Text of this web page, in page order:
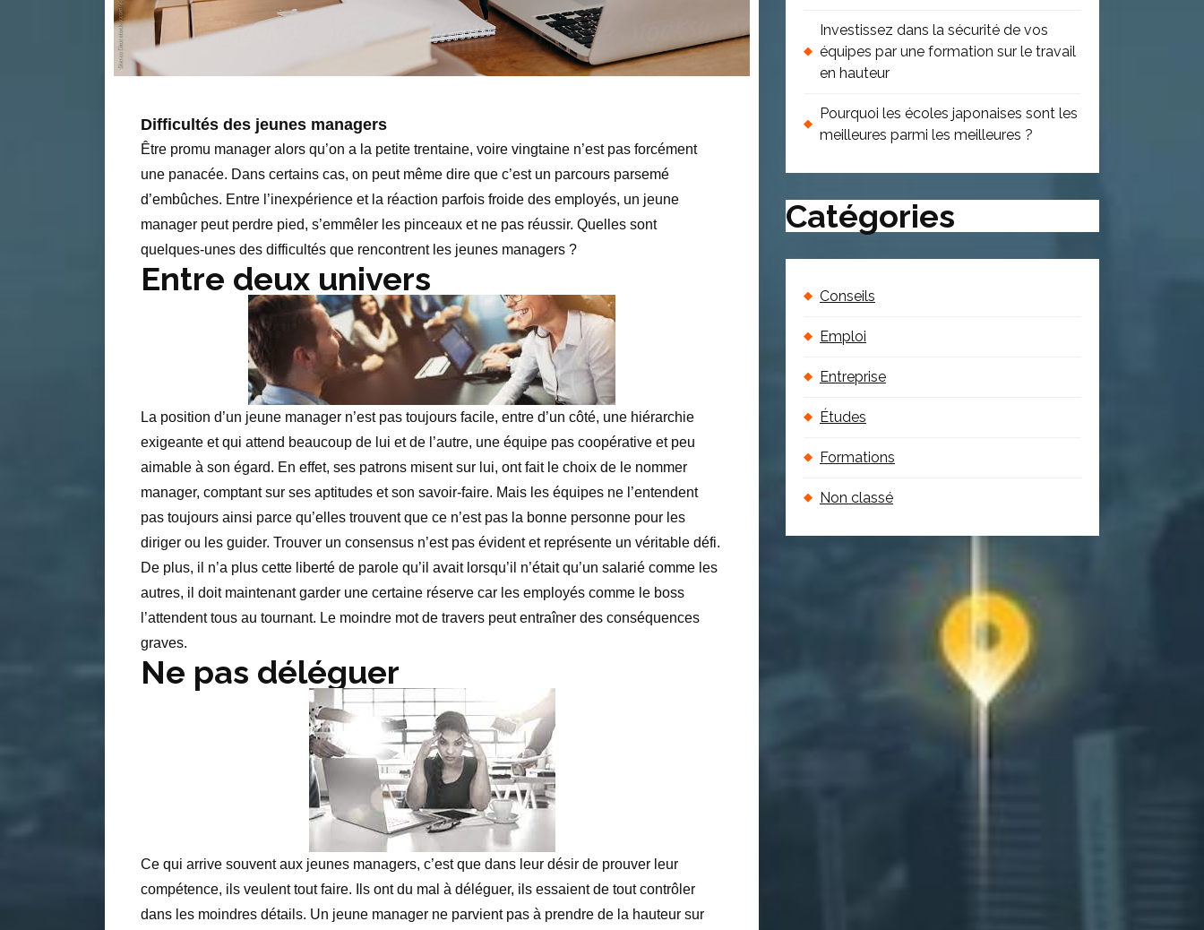
Difficultés des jeunes managers
Être promu manager alors qu’on a la petite trentaine, voire vingtaine n’est pas forcément
une panacée. Dans certains cas, on peut même dire que c’est un parcours parsemé
d’embûches. Entre l’inexpérience et la réaction parfois froide des employés, un jeune
manager peut perdre pied, s’emmêler les pinceaux et ne pas réussir. Quelles sont
quelques-unes des difficultés que rencontrent les jeunes managers ?
Entre deux univers
La position d’un jeune manager n’est pas toujours facile, entre d’un côté, une hiérarchie
exigeante et qui attend beaucoup de lui et de l’autre, une équipe pas coopérative et peu
aimable à son égard. En effet, ses patrons misent sur lui, ont fait le choix de le nommer
manager, comptant sur ses aptitudes et son savoir-faire. Mais les équipes ne l’entendent
pas toujours ainsi parce qu’elles trouvent que ce n’est pas la bonne personne pour les
diriger ou les guider. Trouver un consensus n’est pas évident et représente un véritable défi.
De plus, il n’a plus cette liberté de parole qu’il avait lorsqu’il n’était qu’un salarié comme les
autres, il doit maintenant garder une certaine réserve car les employés comme le boss
l’attendent tous au tournant. Le moindre mot de travers peut entraîner des conséquences
graves.
Ne pas déléguer
Ce qui arrive souvent aux jeunes managers, c’est que dans leur désir de prouver leur
compétence, ils veulent tout faire. Ils ont du mal à déléguer, ils essaient de tout contrôler
dans les moindres détails. Un jeune manager ne parvient pas à prendre de la hauteur sur
Investissez dans la sécurité de vos
équipes par une formation sur le travail
en hauteur
Pourquoi les écoles japonaises sont les
meilleures parmi les meilleures ?
Catégories
Conseils
Emploi
Entreprise
Études
Formations
Non classé